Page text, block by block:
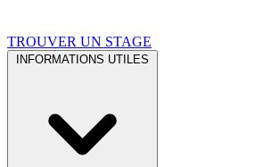
TROUVER UN STAGE
INFORMATIONS UTILES